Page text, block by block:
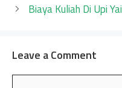
Biaya Kuliah Di Upi Yai
Leave a Comment